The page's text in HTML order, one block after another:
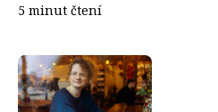
5 minut čtení